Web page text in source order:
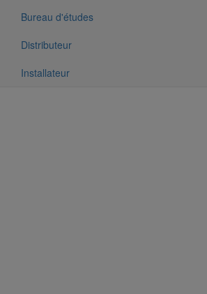
Bureau d'études
Distributeur
Installateur